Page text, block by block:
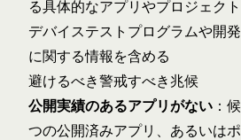
る具体的なアプリやプロジェク
デバイステストプログラムや開
に関する情報を含める
避けるべき警戒すべき兆候
公開実績のあるアプリがない ：
つの公開済みアプリ、あるいは